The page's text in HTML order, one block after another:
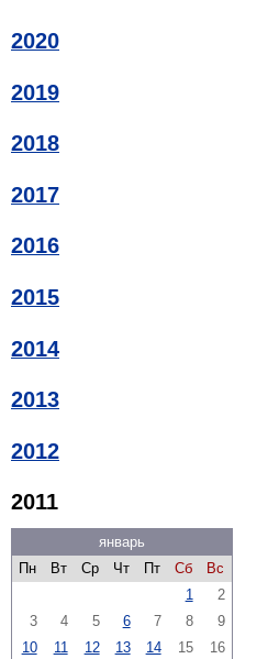
2020
2019
2018
2017
2016
2015
2014
2013
2012
2011
январь
Пн
Вт Ср Чт Пт Сб
Вс
1
2
3
4 5 6 7 8
9
10
11 12 13 14 15 16